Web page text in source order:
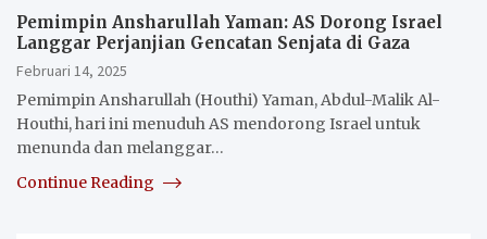
Pemimpin Ansharullah Yaman: AS Dorong Israel
Langgar Perjanjian Gencatan Senjata di Gaza
Februari 14, 2025
Pemimpin Ansharullah (Houthi) Yaman, Abdul-Malik Al-
Houthi, hari ini menuduh AS mendorong Israel untuk
menunda dan melanggar…
Continue Reading